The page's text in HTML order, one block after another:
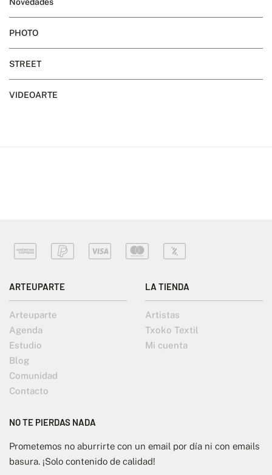
PHOTO
STREET
VIDEOARTE
ARTEUPARTE
Arteuparte
Agenda
Estudio
Blog
Comunidad
Contacto
LA TIENDA
Artistas
Txoko Textil
Mi cuenta
NO TE PIERDAS NADA
Prometemos no aburrirte con un email por día ni con emails
basura. ¡Solo contenido de calidad!